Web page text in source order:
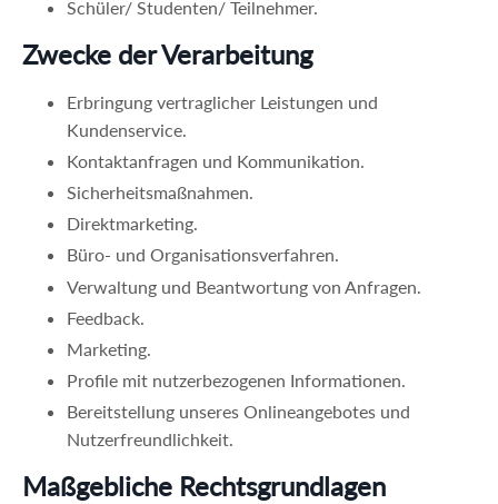
Schüler/ Studenten/ Teilnehmer.
Zwecke der Verarbeitung
Erbringung vertraglicher Leistungen und
Kundenservice.
Kontaktanfragen und Kommunikation.
Sicherheitsmaßnahmen.
Direktmarketing.
Büro- und Organisationsverfahren.
Verwaltung und Beantwortung von Anfragen.
Feedback.
Marketing.
Profile mit nutzerbezogenen Informationen.
Bereitstellung unseres Onlineangebotes und
Nutzerfreundlichkeit.
Maßgebliche Rechtsgrundlagen